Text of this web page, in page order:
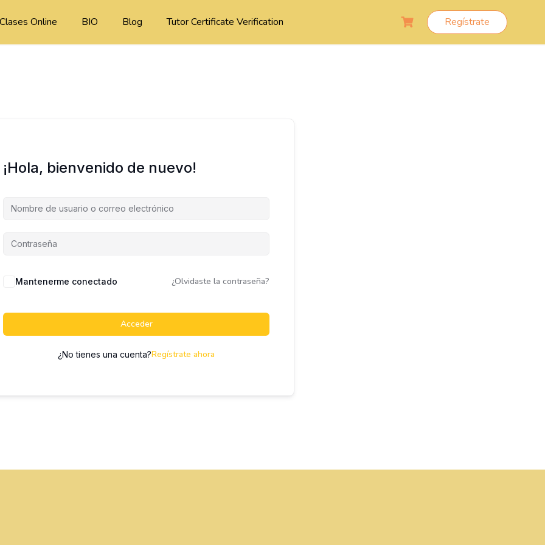
Clases Online BIO Blog Tutor Certificate Verification Regístrate
¡Hola, bienvenido de nuevo!
Mantenerme conectado ¿Olvidaste la contraseña?
Acceder
¿No tienes una cuenta?Regístrate ahora